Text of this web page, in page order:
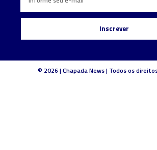
Inscrever
© 2026 | Chapada News | Todos os